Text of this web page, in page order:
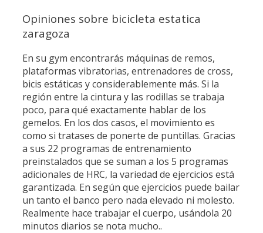
Opiniones sobre bicicleta estatica
zaragoza
En su gym encontrarás máquinas de remos,
plataformas vibratorias, entrenadores de cross,
bicis estáticas y considerablemente más. Si la
región entre la cintura y las rodillas se trabaja
poco, para qué exactamente hablar de los
gemelos. En los dos casos, el movimiento es
como si tratases de ponerte de puntillas. Gracias
a sus 22 programas de entrenamiento
preinstalados que se suman a los 5 programas
adicionales de HRC, la variedad de ejercicios está
garantizada. En según que ejercicios puede bailar
un tanto el banco pero nada elevado ni molesto.
Realmente hace trabajar el cuerpo, usándola 20
minutos diarios se nota mucho..